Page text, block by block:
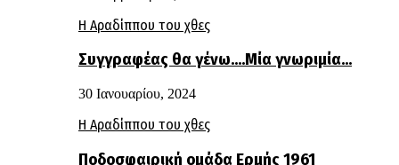
Η Αραδίππου του χθες
Συγγραφέας θα γένω….Μία γνωριμία…
30 Ιανουαρίου, 2024
Η Αραδίππου του χθες
Ποδοσφαιρική ομάδα Ερμής 1961